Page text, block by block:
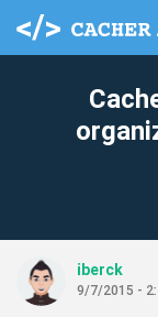
iberck
9/7/2015 -